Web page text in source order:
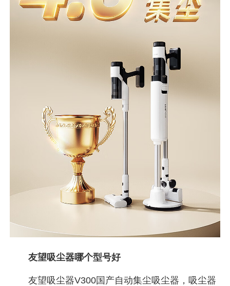
友望吸尘器哪个型号好
友望吸尘器V300国产自动集尘吸尘器，吸尘器